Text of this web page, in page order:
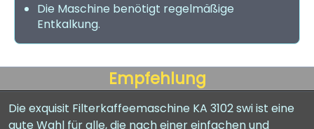
Die Maschine benötigt regelmäßige
Entkalkung.
Empfehlung
Die exquisit Filterkaffeemaschine KA 3102 swi ist eine
gute Wahl für alle, die nach einer einfachen und